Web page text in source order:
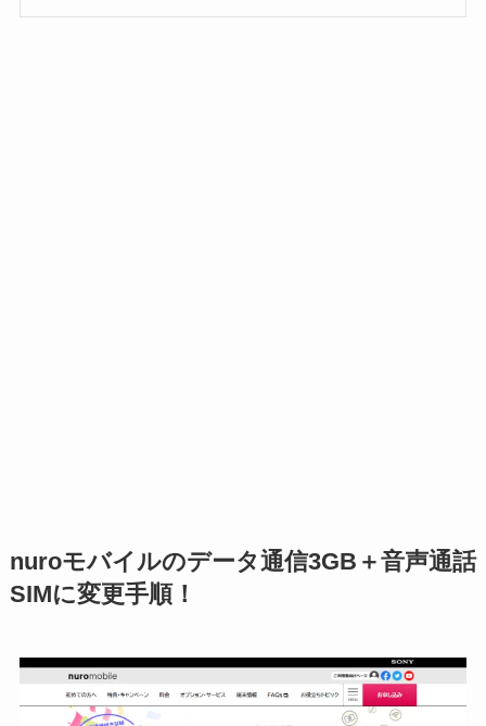
nuroモバイルのデータ通信3GB＋音声通話
SIMに変更手順！